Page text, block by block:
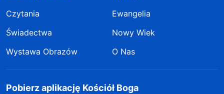
Czytania
Ewangelia
Świadectwa
Nowy Wiek
Wystawa Obrazów
O Nas
Pobierz aplikację Kościół Boga